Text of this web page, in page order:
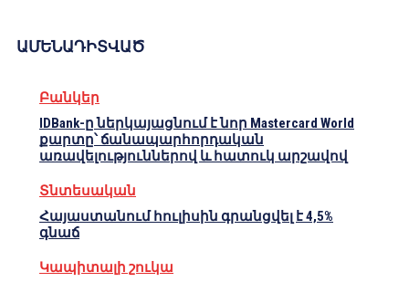
ԱՄԵՆԱԴԻՏՎԱԾ
Բանկեր
IDBank-ը ներկայացնում է նոր Mastercard World
քարտը՝ ճանապարհորդական
առավելություններով և հատուկ արշավով
Տնտեսական
Հայաստանում հուլիսին գրանցվել է 4,5%
գնաճ
Կապիտալի շուկա